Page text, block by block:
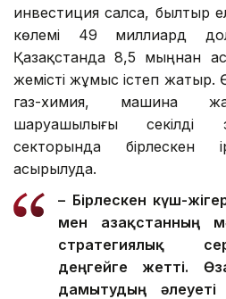
инвестиция салса, былтыр
көлемі 49 миллиард
Қазақстанда 8,5 мыңнан
жемісті жұмыс істеп жатыр.
газ-химия, машина
шаруашылығы секілді
секторында бірлескен
асырылуда.
– Бірлескен күш-
мен Қазақстанның
стратегиялық
деңгейге жетті.
дамытудың